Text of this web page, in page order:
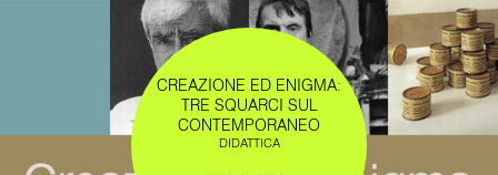
CREAZIONE ED ENIGMA:
TRE SQUARCI SUL
CONTEMPORANEO
DIDATTICA